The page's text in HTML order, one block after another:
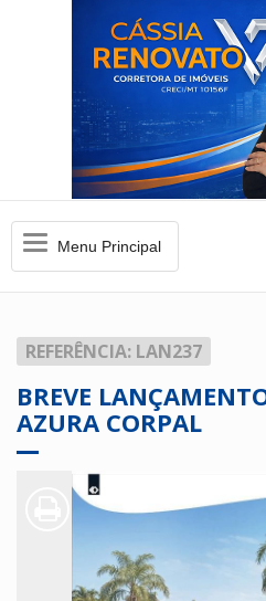
MenuMenu Principal
REFERÊNCIA: LAN237
BREVE
AZURA CORPAL